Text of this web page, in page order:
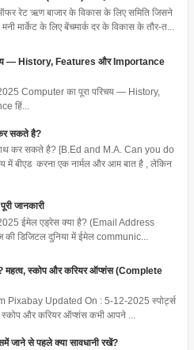
रेट ऋण बाजार के विकास के लिए समिति जिसने
मार्केट के लिए बेंचमार्क दर के विकास के तौर-त...
— History, Features और Importance
Computer का पूरा परिचय — History,
हिं...
सकते है?
कर सकते है? [B.Ed and M.A. Can you do
बीएड करना एक नार्मल और आम बात है , लेकिन
जानकारी
ईमेल एड्रेस क्या है? (Email Address
डिजिटल दुनिया में ईमेल communic...
महत्व, स्कोप और करियर ऑप्शंस (Complete
Pixabay Updated On : 5-12-2025 स्पोर्ट्स
स्कोप और करियर ऑप्शंस कभी आपने ...
जाने से पहले क्या सावधानी रखें?